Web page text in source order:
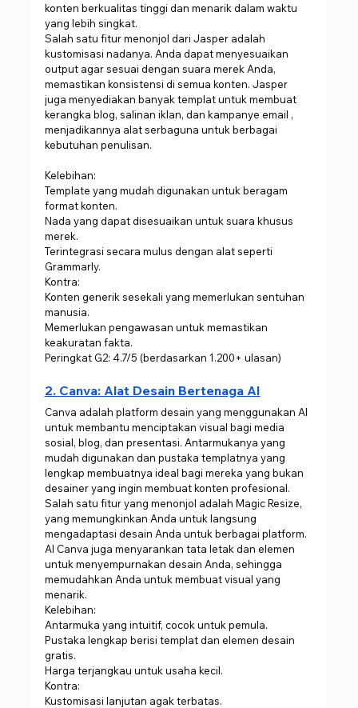
konten berkualitas tinggi dan menarik dalam waktu
yang lebih singkat.
Salah satu fitur menonjol dari Jasper adalah
kustomisasi nadanya. Anda dapat menyesuaikan
output agar sesuai dengan suara merek Anda,
memastikan konsistensi di semua konten. Jasper
juga menyediakan banyak templat untuk membuat
kerangka blog, salinan iklan, dan kampanye email ,
menjadikannya alat serbaguna untuk berbagai
kebutuhan penulisan.
Kelebihan:
Template yang mudah digunakan untuk beragam
format konten.
Nada yang dapat disesuaikan untuk suara khusus
merek.
Terintegrasi secara mulus dengan alat seperti
Grammarly.
Kontra:
Konten generik sesekali yang memerlukan sentuhan
manusia.
Memerlukan pengawasan untuk memastikan
keakuratan fakta.
Peringkat G2: 4.7/5 (berdasarkan 1.200+ ulasan)
2. Canva: Alat Desain Bertenaga AI
Canva adalah platform desain yang menggunakan AI
untuk membantu menciptakan visual bagi media
sosial, blog, dan presentasi. Antarmukanya yang
mudah digunakan dan pustaka templatnya yang
lengkap membuatnya ideal bagi mereka yang bukan
desainer yang ingin membuat konten profesional.
Salah satu fitur yang menonjol adalah Magic Resize,
yang memungkinkan Anda untuk langsung
mengadaptasi desain Anda untuk berbagai platform.
AI Canva juga menyarankan tata letak dan elemen
untuk menyempurnakan desain Anda, sehingga
memudahkan Anda untuk membuat visual yang
menarik.
Kelebihan:
Antarmuka yang intuitif, cocok untuk pemula.
Pustaka lengkap berisi templat dan elemen desain
gratis.
Harga terjangkau untuk usaha kecil.
Kontra:
Kustomisasi lanjutan agak terbatas.